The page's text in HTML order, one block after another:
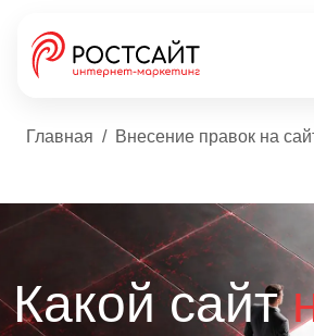
Главная Внесение правок на
Какой сайт